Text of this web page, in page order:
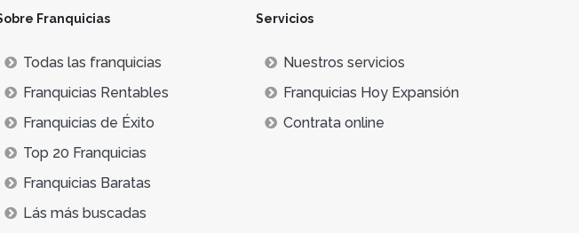
Franquicias
Todas las franquicias
Franquicias Rentables
Franquicias de Éxito
Top 20 Franquicias
Franquicias Baratas
Lás más buscadas
Servicios
Nuestros servicios
Franquicias Hoy Expansión
Contrata online